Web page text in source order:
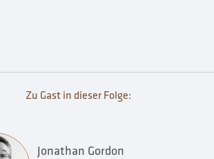
Zu Gast in dieser Folge:
Jonathan Gordon